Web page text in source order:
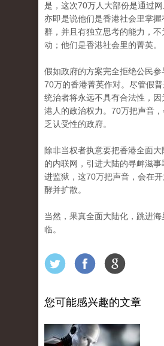
是，这次70万人大部份是通过网
亦即是说他们是香港社会里掌
群，并且有独立思考的能力，
动；他们是香港社会里的菁英。
假如政府的方案完全拒绝公民
70万的香港菁英作对。尽管假
统治者将永远不具有合法性，因
港人的政治权力。70万把声音
乏认受性的政府。
除非当权者执意要把香港全面
的内联网，引进大陆的寻衅滋
进监狱，这70万把声音，会在
酵并扩散。
当然，果真全面大陆化，跳进
临。
您可能感兴趣的文章